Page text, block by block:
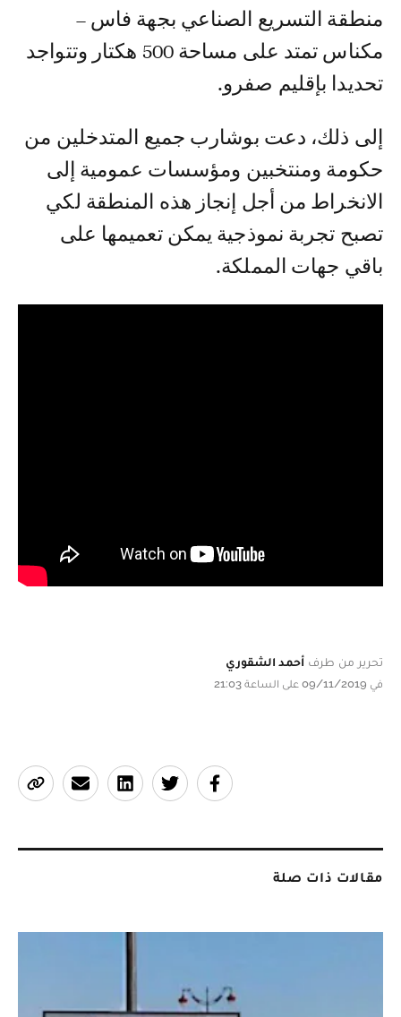
منطقة التسريع الصناعي بجهة فاس –
مكناس تمتد على مساحة 500 هكتار وتتواجد
تحديدا بإقليم صفرو.
إلى ذلك، دعت بوشارب جميع المتدخلين من
حكومة ومنتخبين ومؤسسات عمومية إلى
الانخراط من أجل إنجاز هذه المنطقة لكي
تصبح تجربة نموذجية يمكن تعميمها على
باقي جهات المملكة.
تحرير من طرف أحمد الشقوري
في 09/11/2019 على الساعة 21:03
مقالات ذات صلة